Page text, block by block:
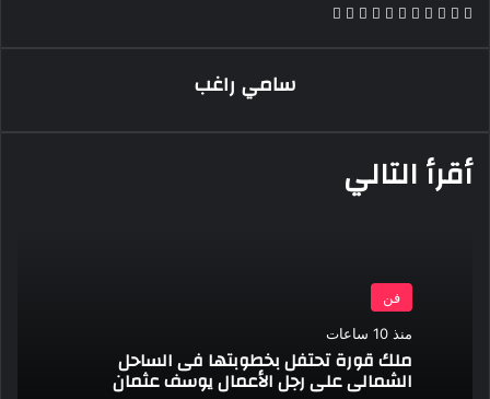
فيسبوك
‫X لينكدإنبينتيريستOdnoklassniki
‫Pocket
مشاركة
سامي راغب
أقرأ التالي
فن
منذ 10 ساعات
ملك قورة تحتفل بخطوبتها فى الساحل
الشمالى على رجل الأعمال يوسف عثمان